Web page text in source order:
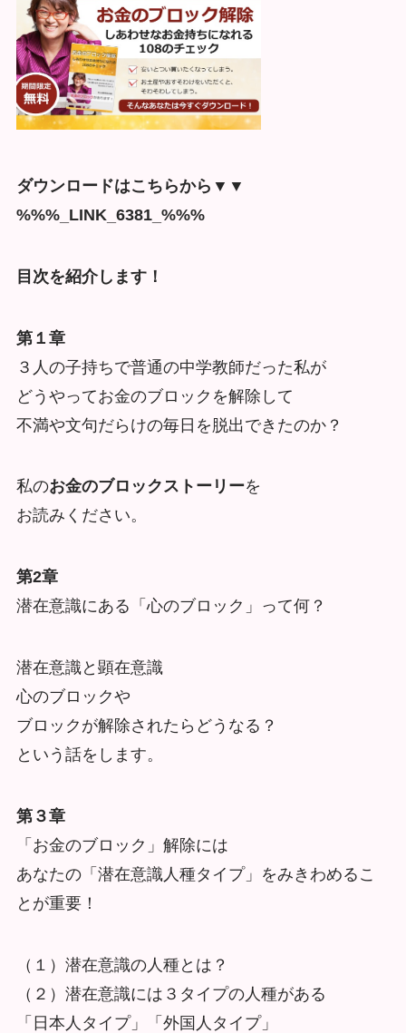
ダウンロードはこちらから▼▼
%%%_LINK_6381_%%%
目次を紹介します！
第１章
３人の子持ちで普通の中学教師だった私が
どうやってお金のブロックを解除して
不満や文句だらけの毎日を脱出できたのか？
私のお金のブロックストーリーを
お読みください。
第2章
潜在意識にある「心のブロック」って何？
潜在意識と顕在意識
心のブロックや
ブロックが解除されたらどうなる？
という話をします。
第３章
「お金のブロック」解除には
あなたの「潜在意識人種タイプ」をみきわめるこ
とが重要！
（１）潜在意識の人種とは？
（２）潜在意識には３タイプの人種がある
「日本人タイプ」「外国人タイプ」